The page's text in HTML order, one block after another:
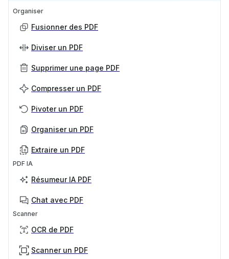
Organiser
Fusionner des PDF
Diviser un PDF
Supprimer une page PDF
Compresser un PDF
Pivoter un PDF
Organiser un PDF
Extraire un PDF
PDF IA
Résumeur IA PDF
Chat avec PDF
Scanner
OCR de PDF
Scanner un PDF